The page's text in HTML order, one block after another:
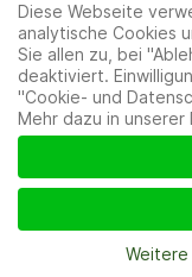
Mitglieder |
Diese Webseite
analytische Cookies
Sie allen zu, bei
deaktiviert.
"Cookie- und
Mehr dazu in
Weitere